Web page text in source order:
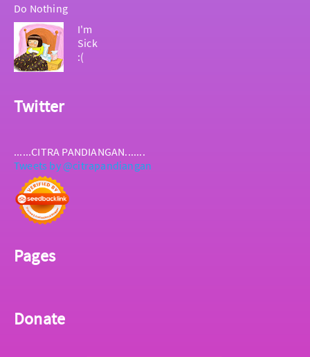
Do Nothing
I'm
Sick
:(
Twitter
......CITRA PANDIANGAN.......
Tweets by @citrapandiangan
Pages
Donate